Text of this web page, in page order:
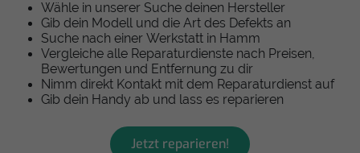
Wähle in unserer Suche deinen Hersteller
Gib dein Modell und die Art des Defekts an
Suche nach einer Werkstatt in Hamm
Vergleiche alle Reparaturdienste nach Preisen,
Bewertungen und Entfernung zu dir
Nimm direkt Kontakt mit dem Reparaturdienst auf
Gib dein Handy ab und lass es reparieren
Jetzt reparieren!